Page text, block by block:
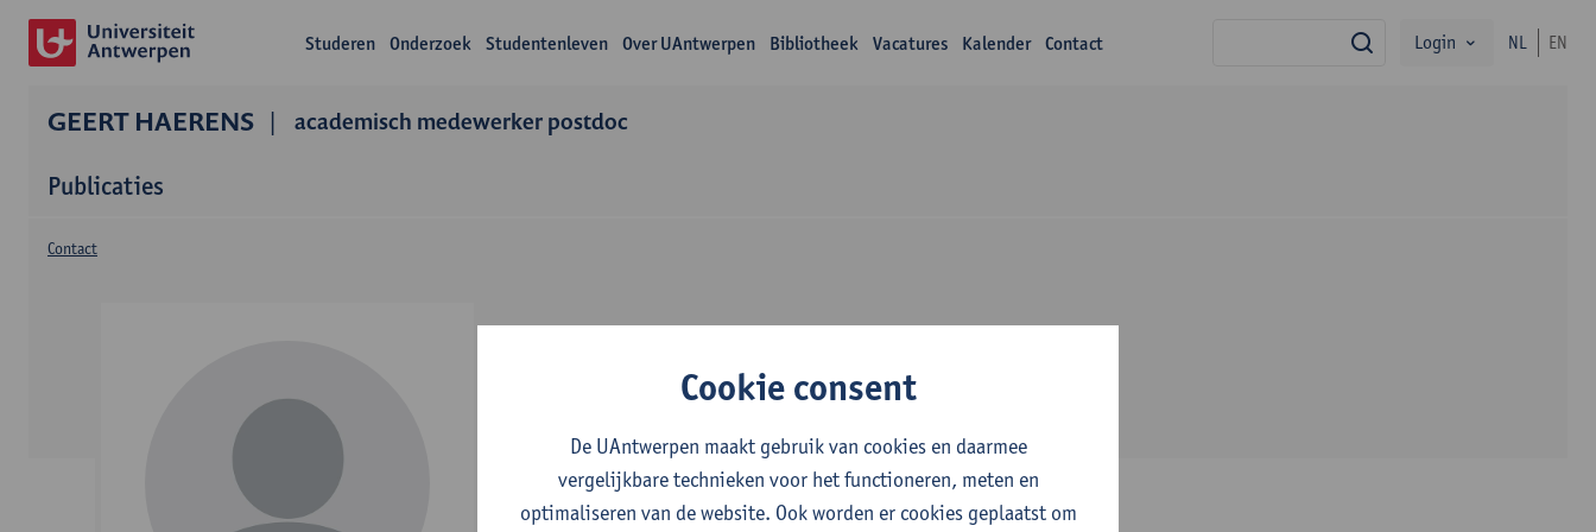
Studeren Onderzoek Studentenleven Over UAntwerpen Bibliotheek Vacatures Kalender Contact zoekLogin NL EN
GEERT HAERENS academisch medewerker postdoc
Publicaties
Over Geert Haerens
Contact
Cookie consent
De UAntwerpen maakt gebruik van cookies en daarmee
vergelijkbare technieken voor het functioneren, meten en
optimaliseren van de website. Ook worden er cookies geplaatst om